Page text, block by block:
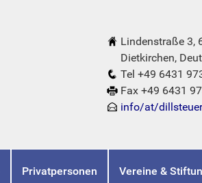
Lindenstraße 3,
Dietkirchen,
Tel +49 6431
Fax +49 6431
info/at/
Privatpersonen Vereine &